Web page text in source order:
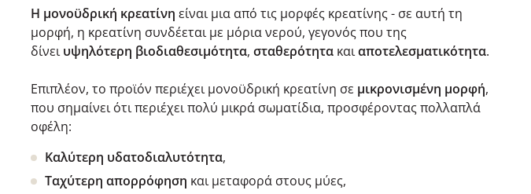
Η μονοϋδρική κρεατίνη είναι μια από τις μορφές κρεατίνης - σε αυτή τη
μορφή, η κρεατίνη συνδέεται με μόρια νερού, γεγονός που της
δίνειυψηλότερη βιοδιαθεσιμότητα, σταθερότητα καιαποτελεσματικότητα.
Επιπλέον, το προϊόν περιέχει μονοϋδρική κρεατίνη σε μικρονισμένη μορφή,
που σημαίνει ότι περιέχει πολύ μικρά σωματίδια, προσφέροντας πολλαπλά
οφέλη:
Καλύτερη υδατοδιαλυτότητα,
Ταχύτερη απορρόφηση και μεταφορά στους μύες,